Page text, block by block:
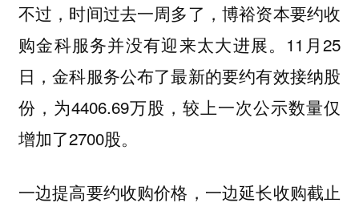
不过，时间过去一周多了，博裕资本要约收
购金科服务并没有迎来太大进展。11月25
日，金科服务公布了最新的要约有效接纳股
份，为4406.69万股，较上一次公示数量仅
增加了2700股。
一边提高要约收购价格，一边延长收购截止